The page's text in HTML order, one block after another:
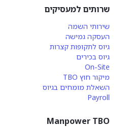
שרותים למעסיקים
שירותי השמה
העסקה גמישה
גיוס לתקופות קצרות
גיוס בכירים
On-Site
מיקור חוץ TBO
השאלת מומחים בגיוס
Payroll
Manpower TBO